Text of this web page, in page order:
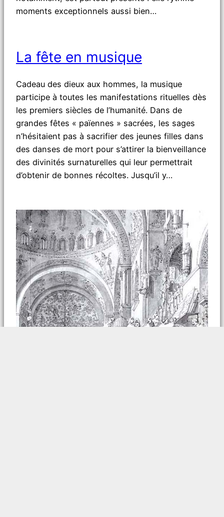
moments exceptionnels aussi bien…
La fête en musique
Cadeau des dieux aux hommes, la musique
participe à toutes les manifestations rituelles dès
les premiers siècles de l’humanité. Dans de
grandes fêtes « païennes » sacrées, les sages
n’hésitaient pas à sacrifier des jeunes filles dans
des danses de mort pour s’attirer la bienveillance
des divinités surnaturelles qui leur permettrait
d’obtenir de bonnes récoltes. Jusqu’il y…